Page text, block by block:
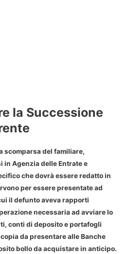
la Successione
scomparsa del familiare,
in Agenzia delle Entrate e
che dovrà essere redatto in
per essere presentate ad
il defunto aveva rapporti
necessaria ad avviare lo
conti di deposito e portafogli
da presentare alle Banche
bollo da acquistare in anticipo.